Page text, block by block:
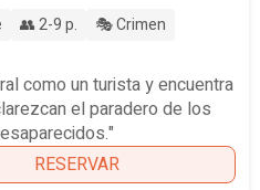
👥 2-9 p.
🎭 Crimen
como un turista y encuentra
el paradero de los
RESERVAR